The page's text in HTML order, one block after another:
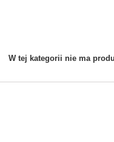
W tej kategorii nie ma